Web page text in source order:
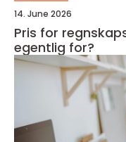
14. June 2026
Pris for
egentlig for?